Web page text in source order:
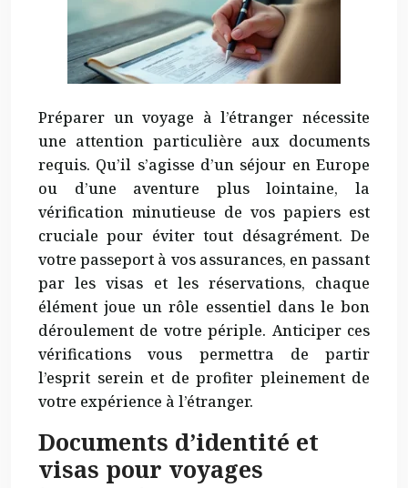
Préparer un voyage à l’étranger nécessite
une attention particulière aux documents
requis. Qu’il s’agisse d’un séjour en Europe
ou d’une aventure plus lointaine, la
vérification minutieuse de vos papiers est
cruciale pour éviter tout désagrément. De
votre passeport à vos assurances, en passant
par les visas et les réservations, chaque
élément joue un rôle essentiel dans le bon
déroulement de votre périple. Anticiper ces
vérifications vous permettra de partir
l’esprit serein et de profiter pleinement de
votre expérience à l’étranger.
Documents d’identité et
visas pour voyages